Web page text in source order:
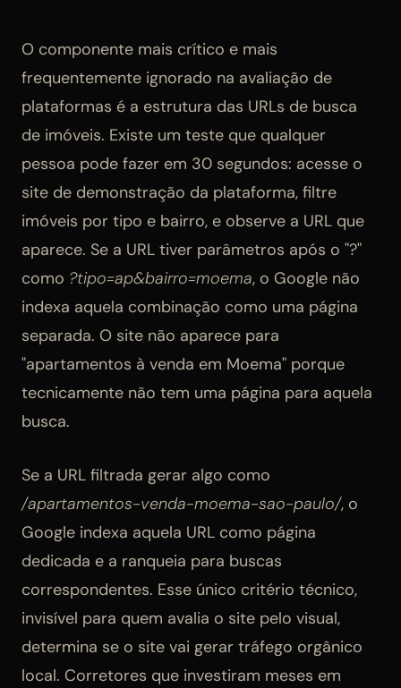
O componente mais crítico e mais
frequentemente ignorado na avaliação de
plataformas é a estrutura das URLs de busca
de imóveis. Existe um teste que qualquer
pessoa pode fazer em 30 segundos: acesse o
site de demonstração da plataforma, filtre
imóveis por tipo e bairro, e observe a URL que
aparece. Se a URL tiver parâmetros após o "?"
como ?tipo=ap&bairro=moema, o Google não
indexa aquela combinação como uma página
separada. O site não aparece para
"apartamentos à venda em Moema" porque
tecnicamente não tem uma página para aquela
busca.
Se a URL filtrada gerar algo como
/apartamentos-venda-moema-sao-paulo/, o
Google indexa aquela URL como página
dedicada e a ranqueia para buscas
correspondentes. Esse único critério técnico,
invisível para quem avalia o site pelo visual,
determina se o site vai gerar tráfego orgânico
local. Corretores que investiram meses em